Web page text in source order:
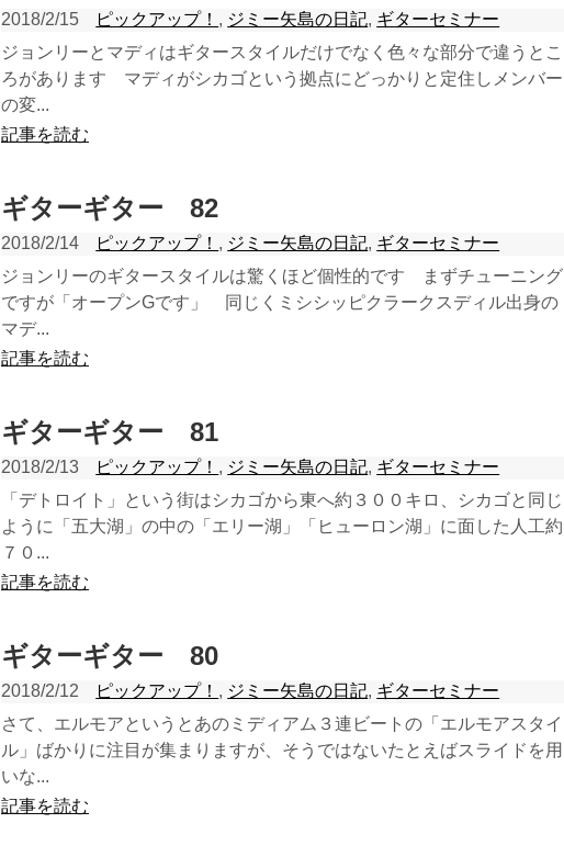
2018/2/15 ピックアップ！ , ジミー矢島の日記, ギターセミナー
ジョンリーとマディはギタースタイルだけでなく色々な部分で違うとこ
ろがあります マディがシカゴという拠点にどっかりと定住しメンバー
の変...
記事を読む
ギターギター 82
2018/2/14 ピックアップ！ , ジミー矢島の日記, ギターセミナー
ジョンリーのギタースタイルは驚くほど個性的です まずチューニング
ですが「オープンGです」 同じくミシシッピクラークスディル出身の
マデ...
記事を読む
ギターギター 81
2018/2/13 ピックアップ！ , ジミー矢島の日記, ギターセミナー
「デトロイト」という街はシカゴから東へ約３００キロ、シカゴと同じ
ように「五大湖」の中の「エリー湖」「ヒューロン湖」に面した人工約
７０...
記事を読む
ギターギター 80
2018/2/12 ピックアップ！ , ジミー矢島の日記, ギターセミナー
さて、エルモアというとあのミディアム３連ビートの「エルモアスタイ
ル」ばかりに注目が集まりますが、そうではないたとえばスライドを用
いな...
記事を読む